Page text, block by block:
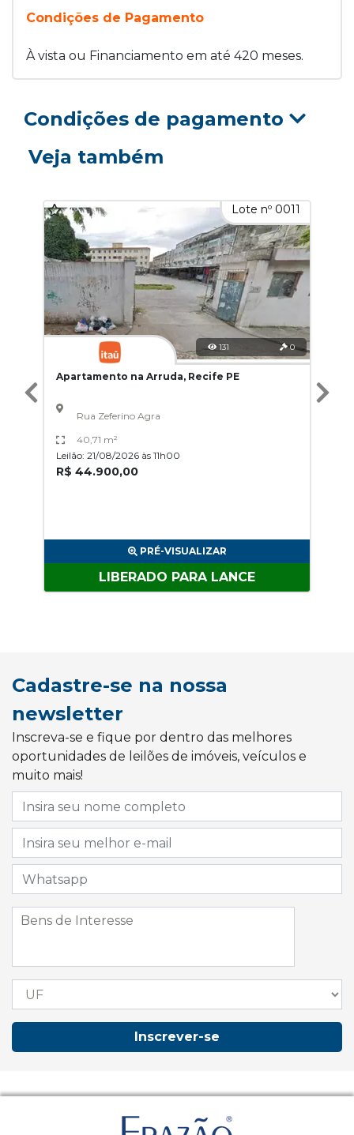
Condições de Pagamento
À vista ou Financiamento em até 420 meses.
Condições de pagamento
Veja também
Lote nº 0011
131 0
Apartamento na Arruda, Recife PE
Rua Zeferino Agra
40,71 m²
Leilão: 21/08/2026 às 11h00
R$ 44.900,00
PRÉ-VISUALIZAR
LIBERADO PARA LANCE
Cadastre-se na nossa
newsletter
Inscreva-se e fique por dentro das melhores
oportunidades de leilões de imóveis, veículos e
muito mais!
Inscrever-se